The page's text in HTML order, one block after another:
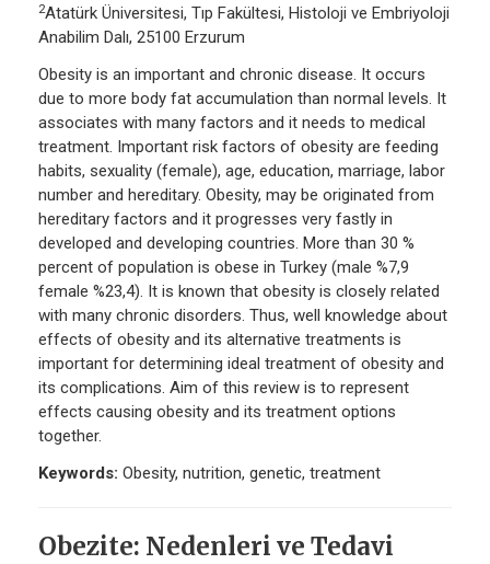
2Atatürk Üniversitesi, Tıp Fakültesi, Histoloji ve Embriyoloji
Anabilim Dalı, 25100 Erzurum
Obesity is an important and chronic disease. It occurs
due to more body fat accumulation than normal levels. It
associates with many factors and it needs to medical
treatment. Important risk factors of obesity are feeding
habits, sexuality (female), age, education, marriage, labor
number and hereditary. Obesity, may be originated from
hereditary factors and it progresses very fastly in
developed and developing countries. More than 30 %
percent of population is obese in Turkey (male %7,9
female %23,4). It is known that obesity is closely related
with many chronic disorders. Thus, well knowledge about
effects of obesity and its alternative treatments is
important for determining ideal treatment of obesity and
its complications. Aim of this review is to represent
effects causing obesity and its treatment options
together.
Keywords: Obesity, nutrition, genetic, treatment
Obezite: Nedenleri ve Tedavi